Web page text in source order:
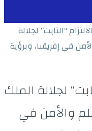
“الثابت” لجلالة
في إفريقيا، وبرؤية
لجلالة الملك
والأمن في